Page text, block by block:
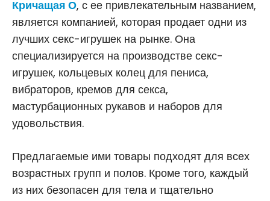
Кричащая О, с ее привлекательным названием,
является компанией, которая продает одни из
лучших секс-игрушек на рынке. Она
специализируется на производстве секс-
игрушек, кольцевых колец для пениса,
вибраторов, кремов для секса,
мастурбационных рукавов и наборов для
удовольствия.
Предлагаемые ими товары подходят для всех
возрастных групп и полов. Кроме того, каждый
из них безопасен для тела и тщательно